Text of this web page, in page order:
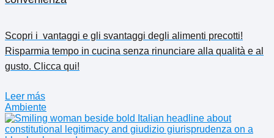
Scopri i ️ vantaggi e gli svantaggi degli alimenti precotti!
Risparmia tempo in cucina senza rinunciare alla qualità e al
gusto. Clicca qui!
Leer más
Ambiente